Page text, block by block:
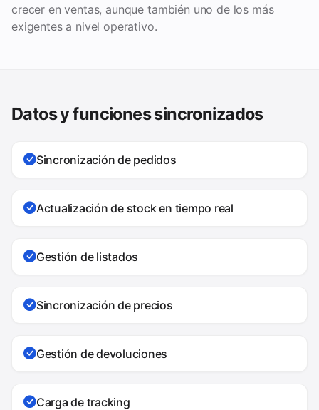
crecer en ventas, aunque también uno de los más
exigentes a nivel operativo.
Datos y funciones sincronizados
Sincronización de pedidos
Actualización de stock en tiempo real
Gestión de listados
Sincronización de precios
Gestión de devoluciones
Carga de tracking